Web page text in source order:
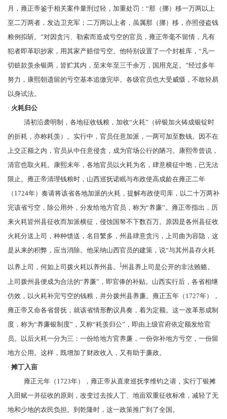
月，雍正帝鉴于相关案件量刑过轻，加重处罚：“那（挪）移一万两以上
至二万两者，发边卫充军；二万两以上者，虽属那（挪）移，亦照侵盗钱
粮例拟斩。”对因贪污、勒索而造成亏空的官员，雍正帝毫不留情，凡有
犯者即革职抄家，用其家产赔偿亏空。他特别设置了一个封桩库，“凡一
切赃款羡余银两，皆贮其内，至末年至三千余万，国用充足。”经过多年
努力，康熙朝遗留的亏空基本追缴完毕。各级官员也大受威慑，不敢轻易
以身试法。
· 火耗归公
清初沿袭明制，各地征收钱粮，加收“火耗”（碎银加火铸成银锭时
的折耗，亦称耗羡 ）。实行中，官员任意加派，一两可加至数钱。因不在
上交正额之内，官员从中任意侵贪，成为官场公行的陋习。康熙帝曾说，
清官也取火耗。康熙末年，各地官员以火耗为名，肆意横征中饱，已无法
限止。雍正帝清理钱粮时，山西巡抚诺眠与布政使高成龄在雍正二年
（1724年）奏请将该省各地加派的火耗，提解布政使司库，以二十万两补
完该省亏空，除公用外，分发给地方官员，称为“养廉”。雍正帝指出，历
来火耗皆州县征收而加派横征，侵蚀国帑不下数百万。原因是各州县征收
火耗分送上司，种种馈送，名目繁多，州县肆意贪污，上司曲为容隐，这
是从来的积弊，应当消除。他采纳山西官员的建策，说“与其州县存火耗
以养上司，何如上司拨火耗以养州县。 ]州县养上司是公开的非法贿赂。
上司拨州县便成为合法的“养廉”，即官俸的补贴。山西实行后，各省相继
仿效，以火耗补完亏空的钱粮，并分拨州县养廉。雍正五年（1727年），
雍正帝又命各省督抚，就该省情形酌议具奏，着为定额。这一改革形成制
度，称为“养廉银制度”，又称“耗羡归公”，即由上级官府依定额发给官
员。以后火耗一分为三：一份给地方官养廉 ，一份弥补地方亏空，一份留
地方公用。这样，既增加了财政收入，又有助于廉政。
· 摊丁入亩
雍正元年（1723年），雍正帝从直隶巡抚李维钧之请，实行丁银摊
入田赋一并征收的原则，改变过去按人丁、地亩双重征收标准，减轻了无
地和少地的农民负担。到乾隆时，这一政策推广到了全国。